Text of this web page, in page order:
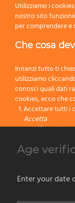
Ciotole
Rasoi
Rasoi a
Supporti
Pennelli da
Set da Barba
Utilizziamo i
nostro sito
per comprendere e
Che cosa
Innanzi tutto ti
utilizziamo
conosci quali dati
cookies, ecco che
Accettare tutti i
Accetta
Specificare le
Bloccare tutti i
Age
Enter your date